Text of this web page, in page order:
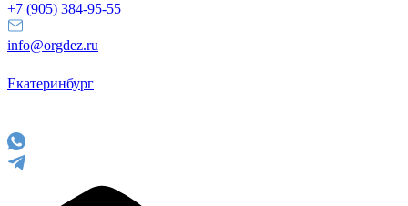
+7 (905) 384-95-55
info@orgdez.ru
Екатеринбург